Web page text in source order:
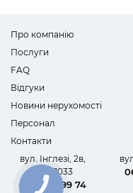
Про компанію
Послуги
FAQ
Відгуки
Новини нерухомості
Персонал
Контакти
вул. Інглезі, 2в,
офіс 1033
067 408 99 74
КНОПКА
ЗВ'ЯЗКУ